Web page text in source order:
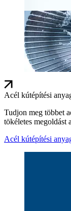
Acél kútépítési
Tudjon meg többet
tökéletes megoldást
Acél kútépítési